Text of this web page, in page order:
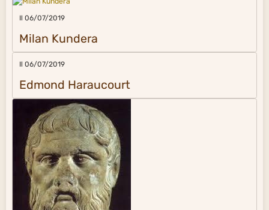
Il 06/07/2019
Milan Kundera
Il 06/07/2019
Edmond Haraucourt